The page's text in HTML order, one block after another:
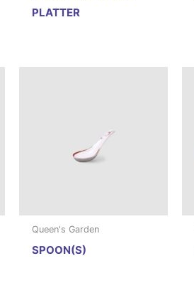
PLATTER
Queen's Garden
SPOON(S)